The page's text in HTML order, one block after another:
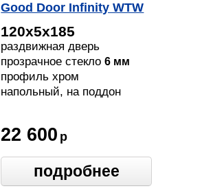
Good Door Infinity WTW
120 C CH
120х5х185
раздвижная дверь
прозрачное стекло6 мм
профиль хром
напольный, на поддон
22 600 р
подробнее